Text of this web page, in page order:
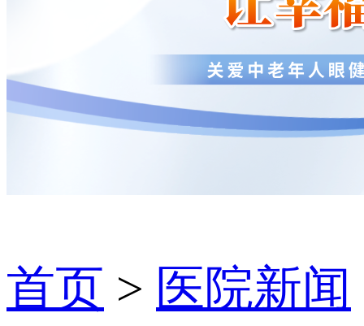
首页 > 医院新闻